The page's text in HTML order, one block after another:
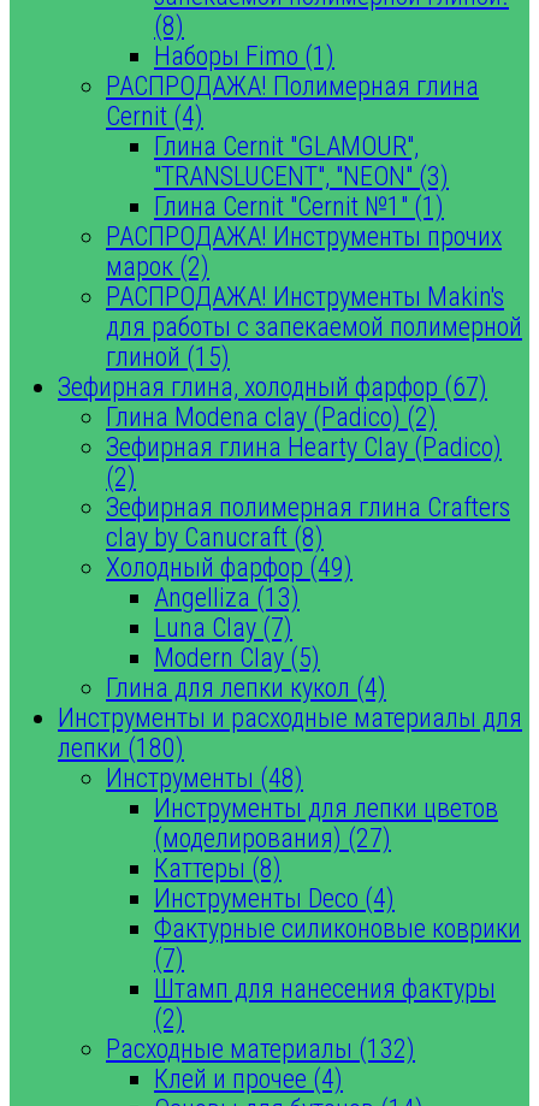
(8)
Наборы Fimo (1)
РАСПРОДАЖА! Полимерная глина
Cernit (4)
Глина Cernit "GLAMOUR",
"TRANSLUCENT", "NEON" (3)
Глина Cernit "Cernit №1" (1)
РАСПРОДАЖА! Инструменты прочих
марок (2)
РАСПРОДАЖА! Инструменты Makin's
для работы с запекаемой полимерной
глиной (15)
Зефирная глина, холодный фарфор (67)
Глина Modena clay (Padico) (2)
Зефирная глина Hearty Clay (Padico)
(2)
Зефирная полимерная глина Crafters
clay by Canucraft (8)
Холодный фарфор (49)
Angelliza (13)
Luna Clay (7)
Modern Clay (5)
Глина для лепки кукол (4)
Инструменты и расходные материалы для
лепки (180)
Инструменты (48)
Инструменты для лепки цветов
(моделирования) (27)
Каттеры (8)
Инструменты Deco (4)
Фактурные силиконовые коврики
(7)
Штамп для нанесения фактуры
(2)
Расходные материалы (132)
Клей и прочее (4)